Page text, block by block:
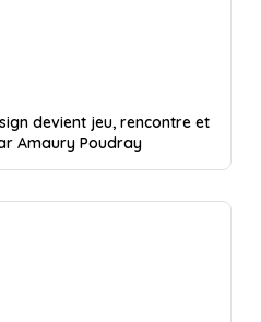
devient jeu, rencontre et
Amaury Poudray